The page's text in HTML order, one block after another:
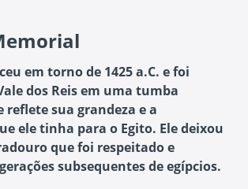
em torno de 1425 a.C. e foi
dos Reis em uma tumba
reflete sua grandeza e a
ele tinha para o Egito. Ele deixou
que foi respeitado e
subsequentes de egípcios.